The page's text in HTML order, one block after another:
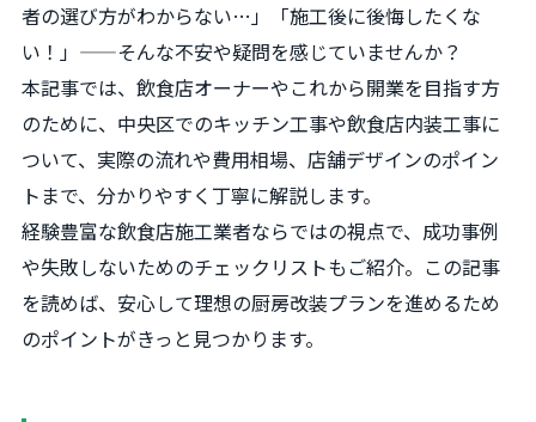
者の選び方がわからない…」「施工後に後悔したくな
い！」——そんな不安や疑問を感じていませんか？
本記事では、飲食店オーナーやこれから開業を目指す方
のために、中央区でのキッチン工事や飲食店内装工事に
ついて、実際の流れや費用相場、店舗デザインのポイン
トまで、分かりやすく丁寧に解説します。
経験豊富な飲食店施工業者ならではの視点で、成功事例
や失敗しないためのチェックリストもご紹介。この記事
を読めば、安心して理想の厨房改装プランを進めるため
のポイントがきっと見つかります。